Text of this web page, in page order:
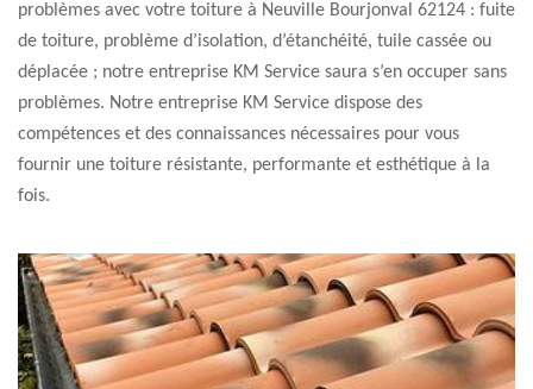
problèmes avec votre toiture à Neuville Bourjonval 62124 : fuite
de toiture, problème d’isolation, d’étanchéité, tuile cassée ou
déplacée ; notre entreprise KM Service saura s’en occuper sans
problèmes. Notre entreprise KM Service dispose des
compétences et des connaissances nécessaires pour vous
fournir une toiture résistante, performante et esthétique à la
fois.